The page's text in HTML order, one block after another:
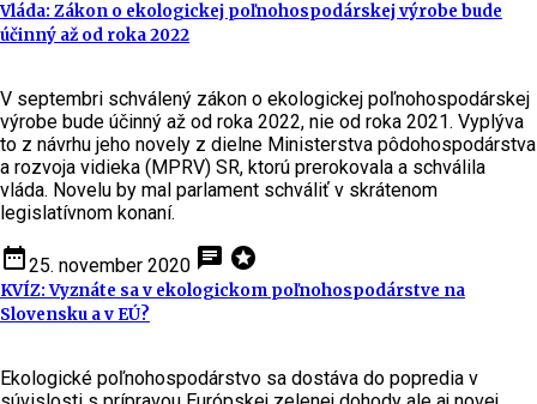
Vláda: Zákon o ekologickej poľnohospodárskej výrobe bude
účinný až od roka 2022
V septembri schválený zákon o ekologickej poľnohospodárskej
výrobe bude účinný až od roka 2022, nie od roka 2021. Vyplýva
to z návrhu jeho novely z dielne Ministerstva pôdohospodárstva
a rozvoja vidieka (MPRV) SR, ktorú prerokovala a schválila
vláda. Novelu by mal parlament schváliť v skrátenom
legislatívnom konaní.
date_range25. november 2020 chat stars
KVÍZ: Vyznáte sa v ekologickom poľnohospodárstve na
Slovensku a v EÚ?
Ekologické poľnohospodárstvo sa dostáva do popredia v